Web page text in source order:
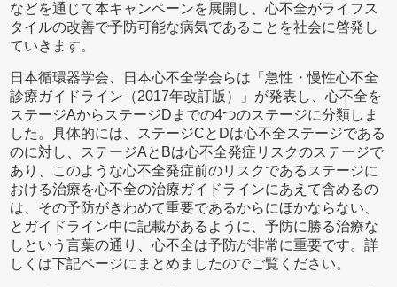
などを通じて本キャンペーンを展開し、心不全がライフス
タイルの改善で予防可能な病気であることを社会に啓発し
ていきます。
日本循環器学会、日本心不全学会らは「急性・慢性心不全
診療ガイドライン（2017年改訂版）」が発表し、心不全を
ステージAからステージDまでの4つのステージに分類しま
した。具体的には、ステージCとDは心不全ステージである
のに対し、ステージAとBは心不全発症リスクのステージで
あり、このような心不全発症前のリスクであるステージに
おける治療を心不全の治療ガイドラインにあえて含めるの
は、その予防がきわめて重要であるからにほかならない、
とガイドライン中に記載があるように、予防に勝る治療な
しという言葉の通り、心不全は予防が非常に重要です。詳
しくは下記ページにまとめましたのでご覧ください。